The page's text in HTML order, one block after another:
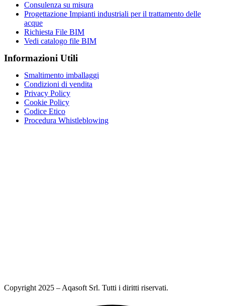
Consulenza su misura
Progettazione Impianti industriali per il trattamento delle
acque
Richiesta File BIM
Vedi catalogo file BIM
Informazioni Utili
Smaltimento imballaggi
Condizioni di vendita
Privacy Policy
Cookie Policy
Codice Etico
Procedura Whistleblowing
Copyright 2025 – Aqasoft Srl. Tutti i diritti riservati.